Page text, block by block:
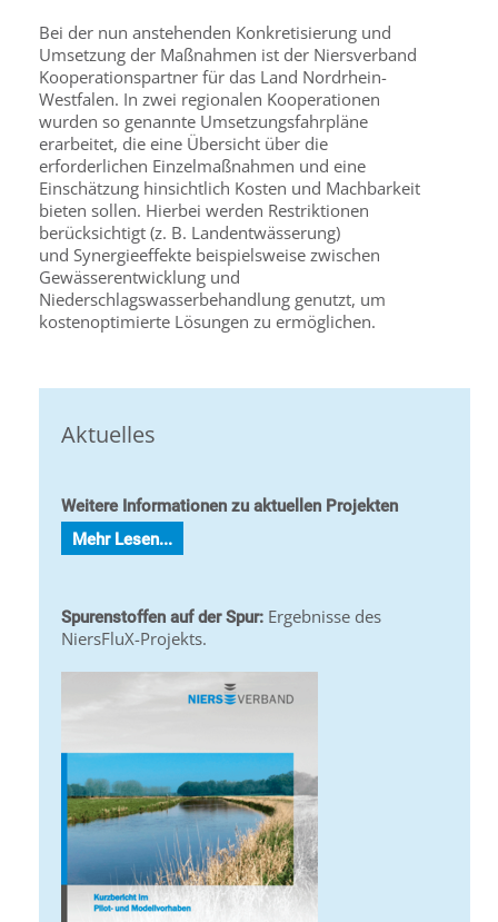
Bei der nun anstehenden Konkretisierung und
Umsetzung der Maßnahmen ist der Niersverband
Kooperationspartner für das Land Nordrhein-
Westfalen. In zwei regionalen Kooperationen
wurden so genannte Umsetzungsfahrpläne
erarbeitet, die eine Übersicht über die
erforderlichen Einzelmaßnahmen und eine
Einschätzung hinsichtlich Kosten und Machbarkeit
bieten sollen. Hierbei werden Restriktionen
berücksichtigt (z. B. Landentwässerung)
und Synergieeffekte beispielsweise zwischen
Gewässerentwicklung und
Niederschlagswasserbehandlung genutzt, um
kostenoptimierte Lösungen zu ermöglichen.
Aktuelles
Weitere Informationen zu aktuellen Projekten
Mehr Lesen...
Spurenstoffen auf der Spur: Ergebnisse des
NiersFluX-Projekts.